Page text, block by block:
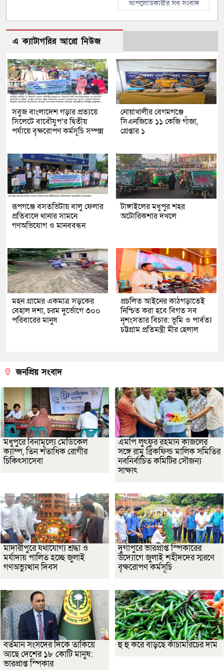
আপলোডকারীর সব সংবাদ
এ ক্যাটাগরির আরো নিউজ
সবুজ বাংলাদেশ গড়ার প্রত্যয়ে
সিলেটে বাবৌযুপ’র দ্বিতীয়
পর্যায়ে বৃক্ষরোপণ কর্মসূচি সম্পন্ন
নোয়াখালীর বেগমগঞ্জে
সিএনজিতে ১১ কেজি গাঁজা,
গ্রেপ্তার ১
রূপগঞ্জে বসতভিটায় বালু ফেলার
প্রতিবাদে থানার সামনে
গণঅভিযোগ ও মানববন্ধন
টাঙ্গাইলের মধুপুর শহর
অটোরিকশার দখলে
মহন গ্রামের একমাত্র সড়কের
বেহাল দশা, চরম দুর্ভোগে ৩০০
পরিবারের মানুষ
প্রচলিত আইনের কাঠগড়াতেই
নিশ্চিত করা হবে বিগত সব
নৃশংসতার বিচার: ভূমি ও পার্বত্য
চট্টগ্রাম প্রতিমন্ত্রী মীর হেলাল
জনপ্রিয় সংবাদ
মধুপুরে বিনামূল্যে মেডিকেল
ক্যাম্প, তিন শতাধিক রোগীর
চিকিৎসাসেবা
এমপি লুৎফুর রহমান কাজলের
সঙ্গে রামু ব্রিকফিল্ড মালিক সমিতির
নবনির্বাচিত কমিটির সৌজন্য
সাক্ষাৎ
মাদারীপুরে যথাযোগ্য শ্রদ্ধা ও
মর্যাদায় পালিত হচ্ছে জুলাই
গণঅভ্যুত্থান দিবস
দুর্গাপুরে ভারপ্রাপ্ত স্পিকারের
উদ্যোগে জুলাই শহীদদের স্মরণে
বৃক্ষরোপণ কর্মসূচি
বর্তমান সংসদের দিকে তাকিয়ে
আছে দেশের ১৮ কোটি মানুষ:
ভারপ্রাপ্ত স্পিকার
হু হু করে বাড়ছে কাঁচামরিচের দাম